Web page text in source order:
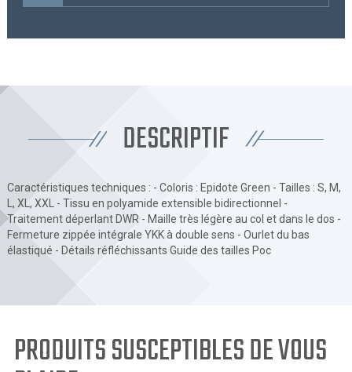
DESCRIPTIF
Caractéristiques techniques : - Coloris : Epidote Green - Tailles : S, M,
L, XL, XXL - Tissu en polyamide extensible bidirectionnel -
Traitement déperlant DWR - Maille très légère au col et dans le dos -
Fermeture zippée intégrale YKK à double sens - Ourlet du bas
élastiqué - Détails réfléchissants Guide des tailles Poc
PRODUITS SUSCEPTIBLES DE VOUS